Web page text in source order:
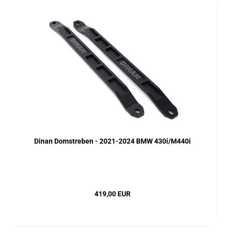
Dinan Domstreben - 2021-2024 BMW 430i/M440i
419,00 EUR